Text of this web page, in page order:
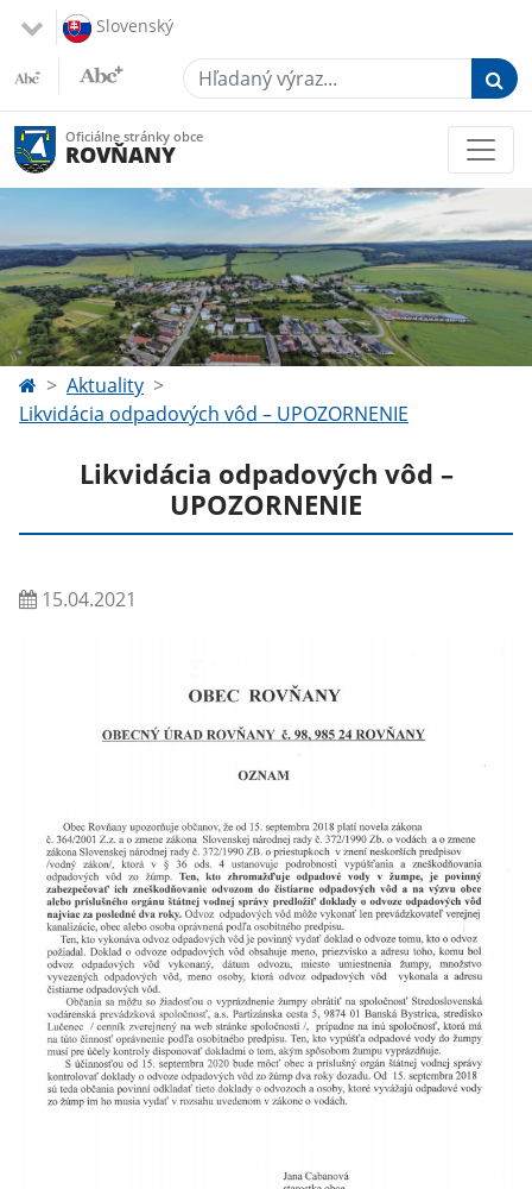
Slovenský
Hľadaný výraz...
Oficiálne stránky obce
ROVŇANY
Aktuality
Likvidácia odpadových vôd – UPOZORNENIE
Likvidácia odpadových vôd –
UPOZORNENIE
15.04.2021